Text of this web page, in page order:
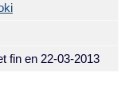
fin en 22-03-2013